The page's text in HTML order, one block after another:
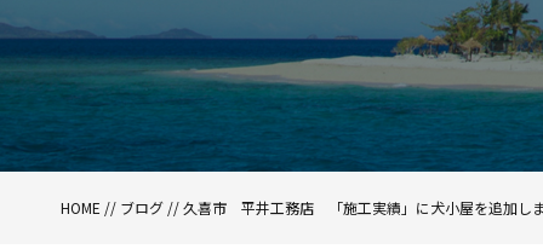
HOME // ブログ // 久喜市 平井工務店 「施工実績」に犬小屋を追加し